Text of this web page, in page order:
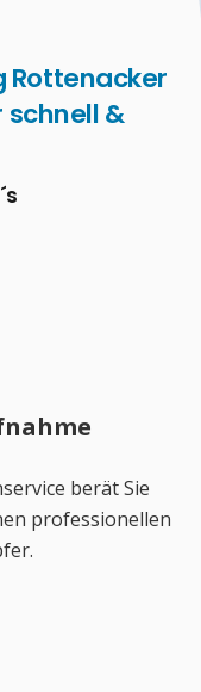
Rottenacker
&
berät Sie
professionellen